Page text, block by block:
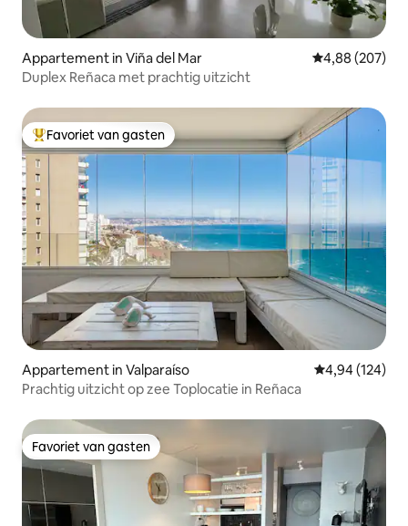
Appartement in Viña del Mar Gemiddelde
4,88 (207)
Duplex Reñaca met prachtig uitzicht
Topfavoriet van gasten
Favoriet van gasten
Appartement in Valparaíso Gemiddelde
4,94 (124)
Prachtig uitzicht op zee Toplocatie in Reñaca
Favoriet van gasten
Favoriet van gasten